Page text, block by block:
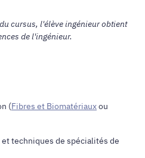
cursus, l'élève ingénieur obtient
de l'ingénieur.
(Fibres et Biomatériauxou
techniques de spécialités de